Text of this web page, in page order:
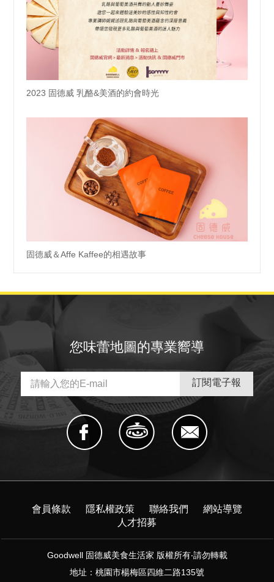
2023 固德威 乳酪&美酒的約會時光
固德威＆Affe Kaffee的相遇故事
您味蕾地圖的專業嚮導
會員條款 隱私權政策 聯絡我們
網站導覽
人才招募
Goodwell 固德威美食生活家 版權所有‧請勿轉載
地址：桃園市楊梅區四維二路135號